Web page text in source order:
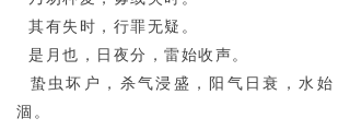
其有失时，行罪无疑。
是月也，日夜分，雷始收声。
蛰虫坏户，杀气浸盛，阳气日衰，水始
涸。